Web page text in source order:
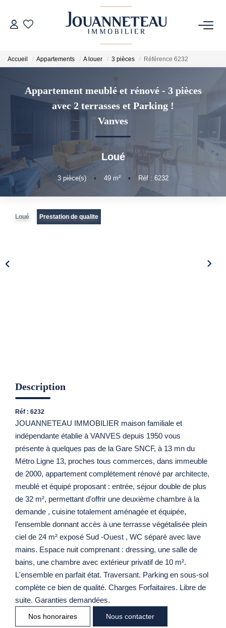
OFF-MARKET
ESTIMER
Estimation En Ligne
Estimation Sur Rendez-Vous
NOTRE HISTOIRE
NOTRE CHARTE
Accueil Appartements A louer 3 pièces Référence 6232
Appartement meublé et rénové - 3 pièces
avec 2 terrasses et Parking !
Vanves
Loué
3 pièce(s) • 49 m² • Réf : 6232
Loué Prestation de qualite
Description
Réf : 6232
JOUANNETEAU IMMOBILIER maison familiale et
indépendante établie à VANVES depuis 1950 vous
présente à quelques pas de la Gare SNCF, à 13 mn du
Métro Ligne 13, proches tous commerces, dans immeuble
de 2000, appartement complétement rénové par architecte,
meublé et équipé proposant : entrée, séjour double de plus
de 32 m², permettant d'offrir une deuxième chambre à la
demande , cuisine totalement aménagée et équipée,
l'ensemble donnant accès à une terrasse végétalisée plein
ciel de 24 m² exposé Sud -Ouest , WC séparé avec lave
mains. Espace nuit comprenant : dressing, une salle de
bains, une chambre avec extérieur privatif de 10 m².
L'ensemble en parfait état. Traversant. Parking en sous-sol
complète ce bien de qualité. Charges Forfaitaires. Libre de
suite. Garanties demandées.
Nos honoraires Nous contacter